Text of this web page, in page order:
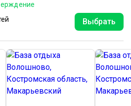
Выбрать